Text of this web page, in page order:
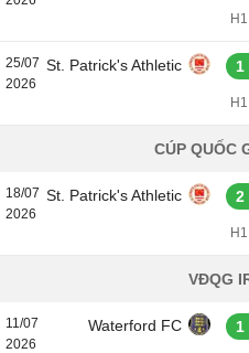
25/07
2026
St. Patrick's Athletic 1
CÚP QUỐC
18/07
2026
St. Patrick's Athletic 2
VĐQG
11/07
2026
Waterford FC 1